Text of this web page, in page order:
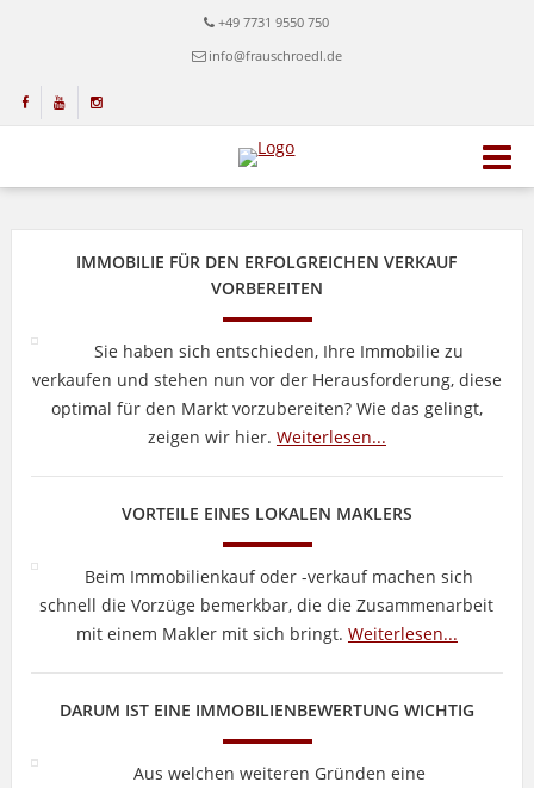
+49 7731 9550 750
info@frauschroedl.de
IMMOBILIE FÜR DEN ERFOLGREICHEN VERKAUF
VORBEREITEN
Sie haben sich entschieden, Ihre Immobilie zu
verkaufen und stehen nun vor der Herausforderung, diese
optimal für den Markt vorzubereiten? Wie das gelingt,
zeigen wir hier. Weiterlesen...
VORTEILE EINES LOKALEN MAKLERS
Beim Immobilienkauf oder -verkauf machen sich
schnell die Vorzüge bemerkbar, die die Zusammenarbeit
mit einem Makler mit sich bringt. Weiterlesen...
DARUM IST EINE IMMOBILIENBEWERTUNG WICHTIG
Aus welchen weiteren Gründen eine